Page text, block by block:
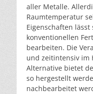
aller Metalle.
Raumtemperatur
Eigenschaften
konventionellen
bearbeiten. Die
und zeitintensiv im
Alternative bietet
so hergestellt
nachbearbeitet